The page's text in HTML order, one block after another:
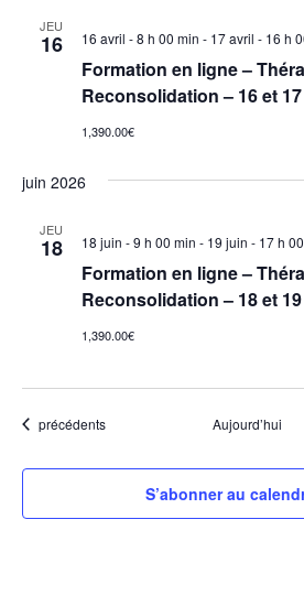
JEU
16
Formation en ligne –
Reconsolidation – 16 et
16 avril - 8 h 00 min - 17 avril - 16 h
1,390.00€
juin 2026
JEU
18
Formation en ligne –
Reconsolidation – 18 et
18 juin - 9 h 00 min - 19 juin - 17 h
1,390.00€
Évènements
précédents Aujourd’hui
S’abonner au